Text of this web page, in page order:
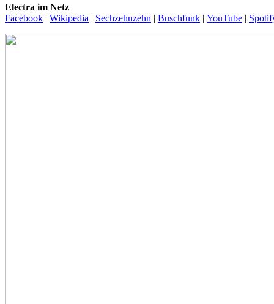
Electra im Netz
Facebook | Wikipedia | Sechzehnzehn | Buschfunk | YouTube |